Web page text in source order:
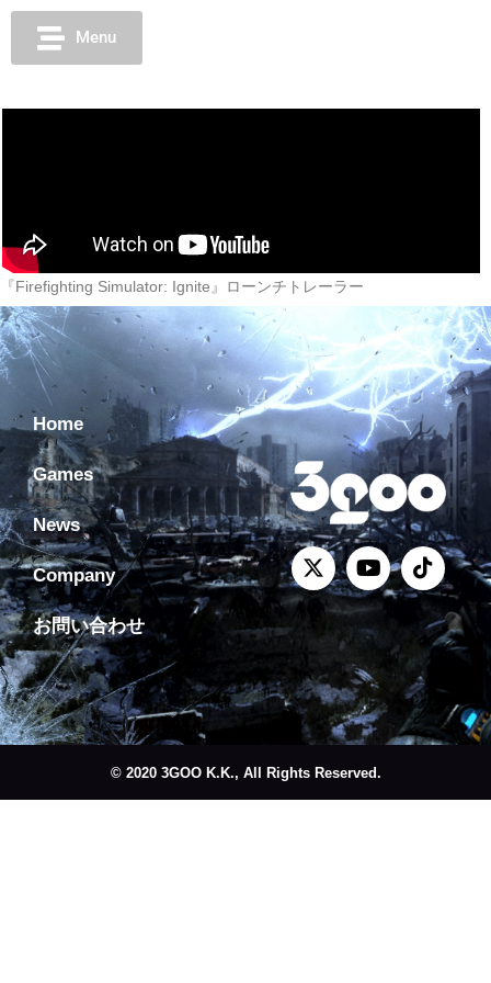
Menu
『Firefighting Simulator: Ignite』ローンチトレーラー
Home
Games
News
Company
お問い合わせ
© 2020 3GOO K.K., All Rights Reserved.